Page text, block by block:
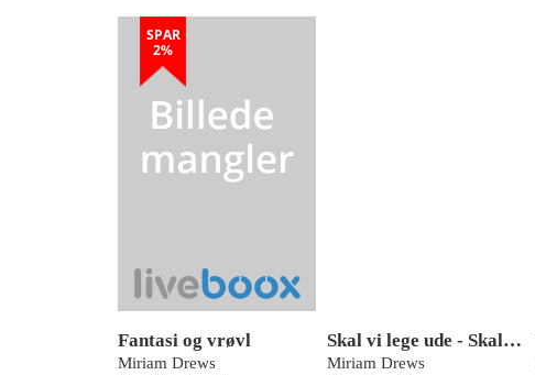
SPAR
2%
Fantasi og vrøvl
Miriam Drews
Skal vi lege ude - Skal vi lege butik
Miriam Drews